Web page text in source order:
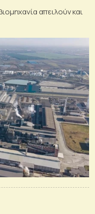
απειλούν και